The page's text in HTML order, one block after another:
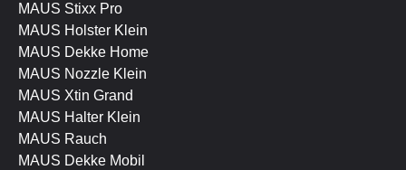
MAUS Stixx Pro
MAUS Holster Klein
MAUS Dekke Home
MAUS Nozzle Klein
MAUS Xtin Grand
MAUS Halter Klein
MAUS Rauch
MAUS Dekke Mobil